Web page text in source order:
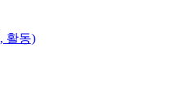
활동)